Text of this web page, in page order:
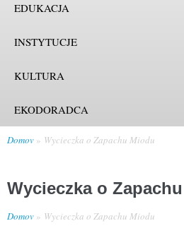
EDUKACJA
INSTYTUCJE
KULTURA
EKODORADCA
Domov Wycieczka o Zapachu Miodu
Wycieczka o
Domov Wycieczka o Zapachu Miodu